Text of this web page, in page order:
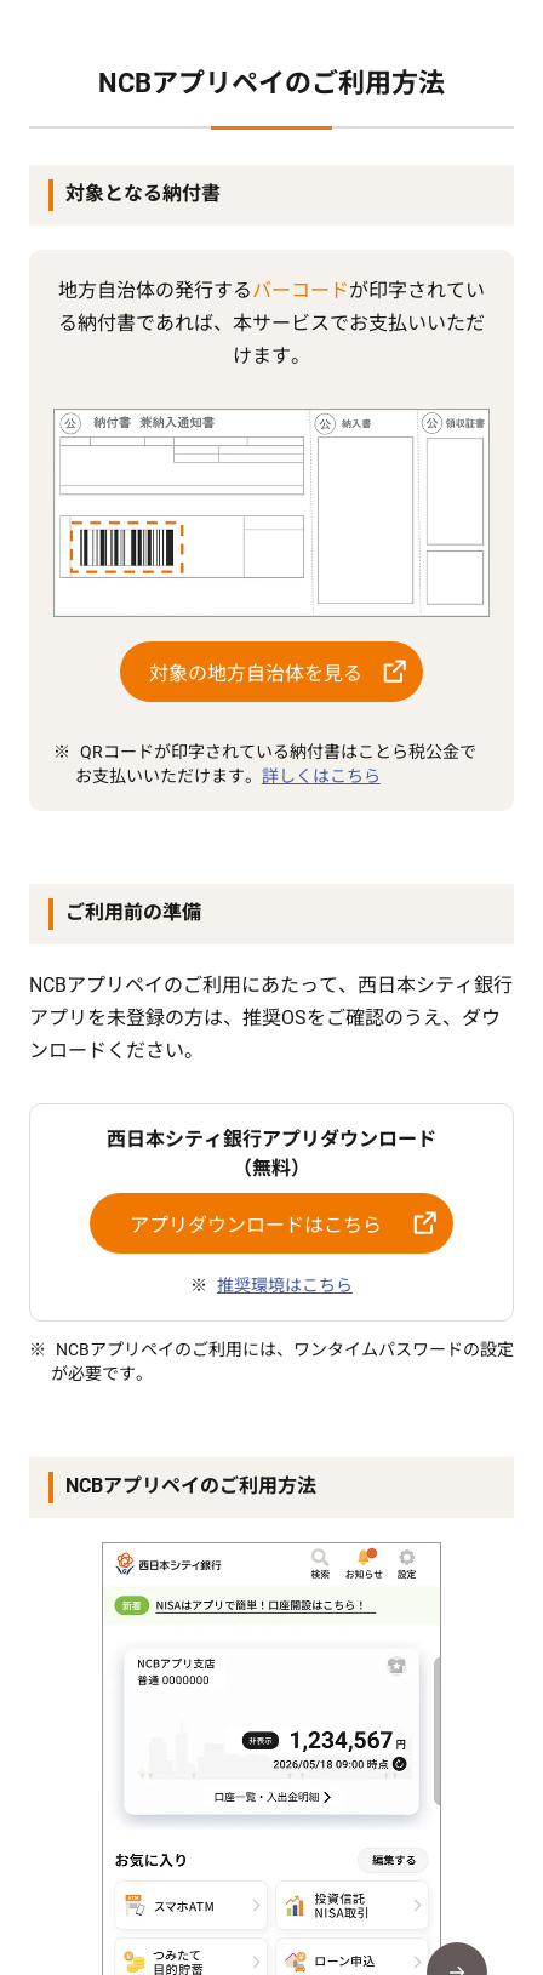
NCBアプリペイのご利用方法
対象となる納付書
地方自治体の発行するバーコードが印字されてい
る納付書であれば、 本サービスでお支払いいただ
けます。
対象の地方自治体を見る
QRコードが印字されている納付書はことら税公金で
お支払いいただけます。 詳しくはこちら
ご利用前の準備
NCBアプリペイのご利用にあたって、西日本シティ銀行
アプリを未登録の方は、推奨OSをご確認のうえ、ダウ
ンロードください。
西日本シティ銀行アプリダウンロード
（無料）
アプリダウンロードはこちら
推奨環境はこちら
NCBアプリペイのご利用には、ワンタイムパスワードの設定
が必要です。
NCBアプリペイのご利用方法